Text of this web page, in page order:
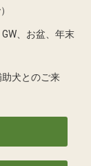
、お盆、年末
助犬とのご来